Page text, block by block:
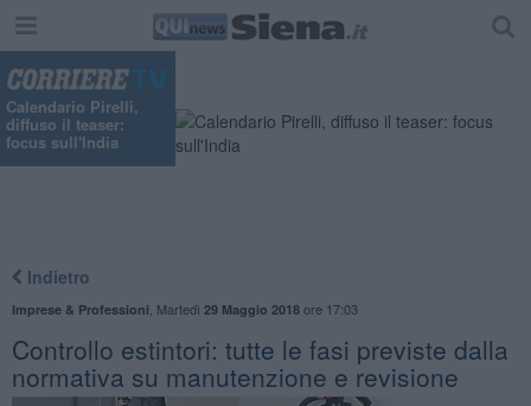
Calendario Pirelli,
diffuso il teaser:
focus sull'India
Indietro
Imprese & Professioni Martedì 29 Maggio 2018ore 17:03
​Controllo estintori: tutte le fasi previste dalla
normativa su manutenzione e revisione